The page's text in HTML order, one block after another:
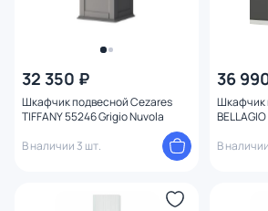
32 350 ₽
Шкафчик подвесной Cezares
TIFFANY 55246 Grigio Nuvola
В наличии 3 шт.
36
Шкафчик
В